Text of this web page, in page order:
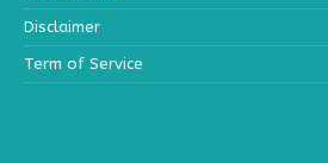
Disclaimer
Term of Service